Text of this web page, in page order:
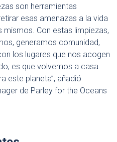
son herramientas
esas amenazas a la vida
Con estas limpiezas,
generamos comunidad,
los lugares que nos acogen
es que volvemos a casa
este planeta”, añadió
de Parley for the Oceans